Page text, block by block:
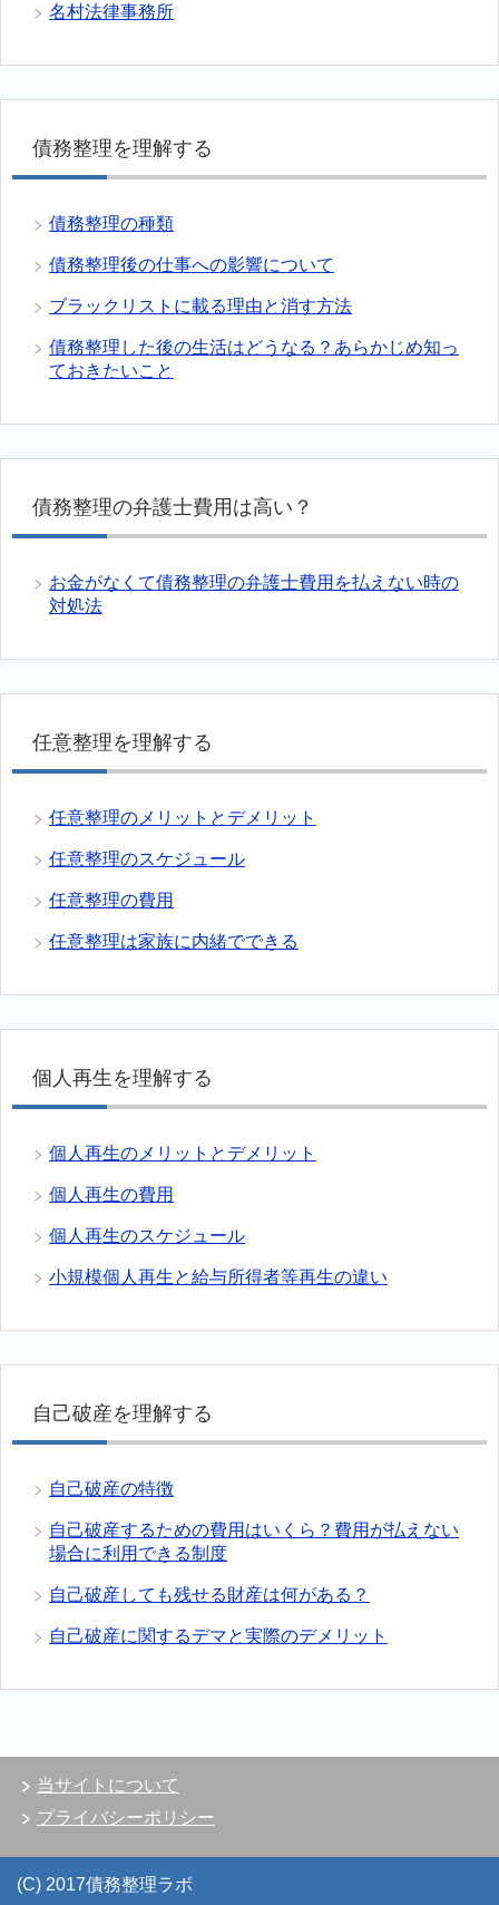
名村法律事務所
債務整理を理解する
債務整理の種類
債務整理後の仕事への影響について
ブラックリストに載る理由と消す方法
債務整理した後の生活はどうなる？あらかじめ知っ
ておきたいこと
債務整理の弁護士費用は高い？
お金がなくて債務整理の弁護士費用を払えない時の
対処法
任意整理を理解する
任意整理のメリットとデメリット
任意整理のスケジュール
任意整理の費用
任意整理は家族に内緒でできる
個人再生を理解する
個人再生のメリットとデメリット
個人再生の費用
個人再生のスケジュール
小規模個人再生と給与所得者等再生の違い
自己破産を理解する
自己破産の特徴
自己破産するための費用はいくら？費用が払えない
場合に利用できる制度
自己破産しても残せる財産は何がある？
自己破産に関するデマと実際のデメリット
当サイトについて
プライバシーポリシー
(C) 2017債務整理ラボ